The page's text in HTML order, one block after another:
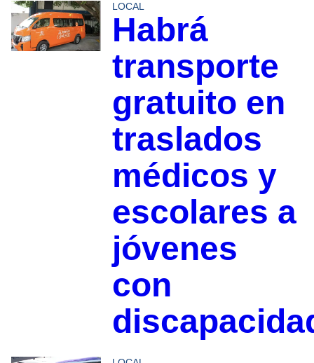
LOCAL
Habrá
transporte
gratuito en
traslados
médicos y
escolares a
jóvenes
con